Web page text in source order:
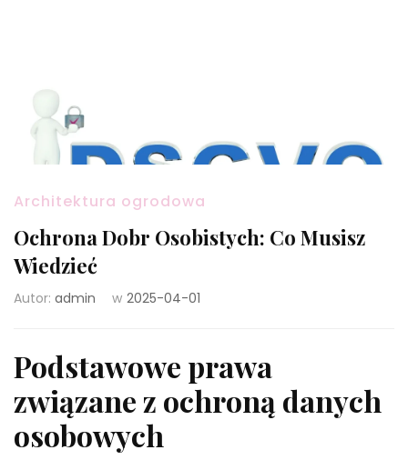
Architektura ogrodowa
Ochrona Dobr Osobistych: Co Musisz
Wiedzieć
Autor: admin w 2025-04-01
Podstawowe prawa
związane z ochroną danych
osobowych